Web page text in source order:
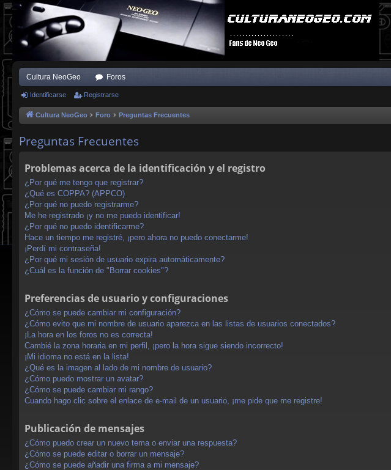
Cultura NeoGeo Foros
Identificarse Registrarse
Cultura NeoGeo Foro Preguntas Frecuentes
Preguntas Frecuentes
Problemas acerca de la identificación y el registro
¿Por qué me tengo que registrar?
¿Qué es COPPA? (APPCO)
¿Por qué no puedo registrarme?
Me he registrado ¡y no me puedo identificar!
¿Por qué no puedo identificarme?
Hace un tiempo me registré, ¡pero ahora no puedo conectarme!
¡Perdí mi contraseña!
¿Por qué mi sesión de usuario expira automáticamente?
¿Cuál es la función de "Borrar cookies"?
Preferencias de usuario y configuraciones
¿Cómo se puede cambiar mi configuración?
¿Cómo evito que mi nombre de usuario aparezca en las listas de usuarios conectados?
¡La hora en los foros no es correcta!
Cambié la zona horaria en mi perfil, ¡pero la hora sigue siendo incorrecto!
¡Mi idioma no está en la lista!
¿Qué es la imagen al lado de mi nombre de usuario?
¿Cómo puedo mostrar un avatar?
¿Cómo se puede cambiar mi rango?
Cuando hago clic sobre el enlace de e-mail de un usuario, ¡me pide que me registre!
Publicación de mensajes
¿Cómo puedo crear un nuevo tema o enviar una respuesta?
¿Cómo se puede editar o borrar un mensaje?
¿Cómo se puede añadir una firma a mi mensaje?